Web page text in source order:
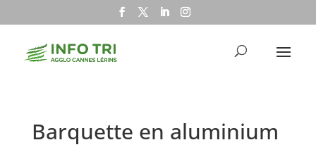
Barquette en aluminium